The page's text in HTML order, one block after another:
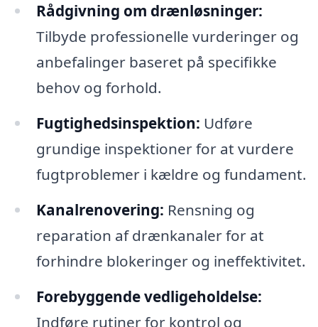
Rådgivning om drænløsninger:
Tilbyde professionelle vurderinger og
anbefalinger baseret på specifikke
behov og forhold.
Fugtighedsinspektion: Udføre
grundige inspektioner for at vurdere
fugtproblemer i kældre og fundament.
Kanalrenovering: Rensning og
reparation af drænkanaler for at
forhindre blokeringer og ineffektivitet.
Forebyggende vedligeholdelse:
Indføre rutiner for kontrol og